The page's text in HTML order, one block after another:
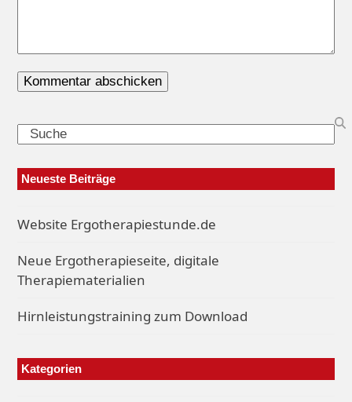
Search
Neueste Beiträge
Website Ergotherapiestunde.de
Neue Ergotherapieseite, digitale
Therapiematerialien
Hirnleistungstraining zum Download
Kategorien